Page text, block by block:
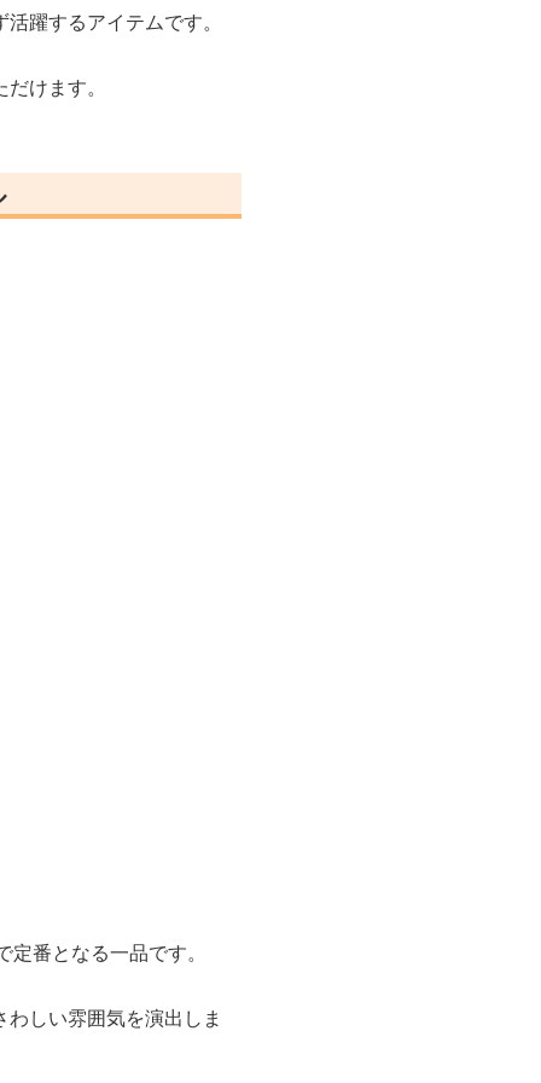
躍するアイテムです。
けます。
番となる一品です。
しい雰囲気を演出しま